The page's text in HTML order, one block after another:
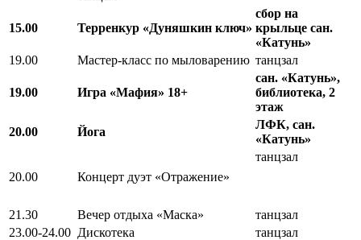
15.00 Терренкур «Дуняшкин ключ»
сбор на
крыльце сан.
«Катунь»
19.00
Мастер-класс по мыловарению танцзал
19.00 Игра «Мафия» 18+
сан. «Катунь»,
библиотека, 2
этаж
20.00
Йога
ЛФК, сан.
«Катунь»
20.00 Концерт дуэт «Отражение»
танцзал
21.30 Вечер отдыха «Маска»
танцзал
23.00-24.00 Дискотека танцзал